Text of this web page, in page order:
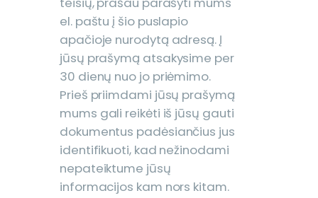
el. paštu į šio puslapio
apačioje nurodytą adresą. Į
jūsų prašymą atsakysime per
30 dienų nuo jo priėmimo.
Prieš priimdami jūsų prašymą
mums gali reikėti iš jūsų gauti
dokumentus padėsiančius jus
identifikuoti, kad nežinodami
nepateiktume jūsų
informacijos kam nors kitam.